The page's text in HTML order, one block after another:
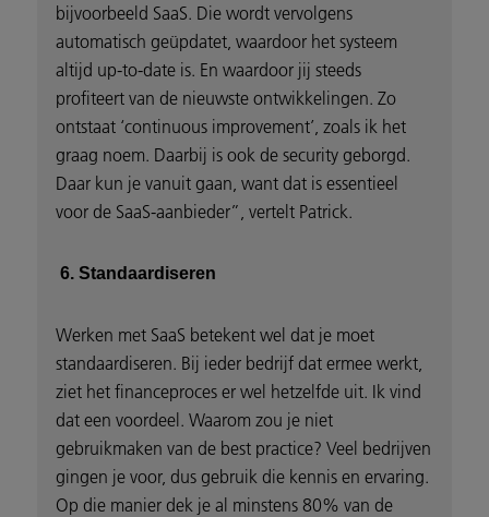
bijvoorbeeld SaaS. Die wordt vervolgens
automatisch geüpdatet, waardoor het systeem
altijd up-to-date is. En waardoor jij steeds
profiteert van de nieuwste ontwikkelingen. Zo
ontstaat ‘continuous improvement’, zoals ik het
graag noem. Daarbij is ook de security geborgd.
Daar kun je vanuit gaan, want dat is essentieel
voor de SaaS-aanbieder”, vertelt Patrick.
6. Standaardiseren
Werken met SaaS betekent wel dat je moet
standaardiseren. Bij ieder bedrijf dat ermee werkt,
ziet het financeproces er wel hetzelfde uit. Ik vind
dat een voordeel. Waarom zou je niet
gebruikmaken van de best practice? Veel bedrijven
gingen je voor, dus gebruik die kennis en ervaring.
Op die manier dek je al minstens 80% van de